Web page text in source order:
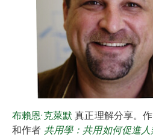
布賴恩·克萊默 真正理解分享。
和作者 共用學：共用如何促進